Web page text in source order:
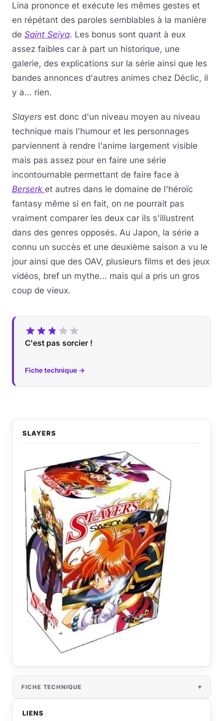
Lina prononce et exécute les mêmes gestes et
en répétant des paroles semblables à la manière
de Saint Seiya. Les bonus sont quant à eux
assez faibles car à part un historique, une
galerie, des explications sur la série ainsi que les
bandes annonces d'autres animes chez Déclic, il
y a... rien.
Slayers est donc d'un niveau moyen au niveau
technique mais l'humour et les personnages
parviennent à rendre l'anime largement visible
mais pas assez pour en faire une série
incontournable permettant de faire face à
Berserk et autres dans le domaine de l'héroïc
fantasy même si en fait, on ne pourrait pas
vraiment comparer les deux car ils s'illustrent
dans des genres opposés. Au Japon, la série a
connu un succès et une deuxième saison a vu le
jour ainsi que des OAV, plusieurs films et des jeux
vidéos, bref un mythe... mais qui a pris un gros
coup de vieux.
C'est pas sorcier !
Fiche technique →
SLAYERS
FICHE TECHNIQUE
LIENS